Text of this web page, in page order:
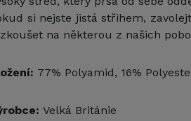
si nejste jistá střihem,
na některou z našich
77% Polyamid, 16%
Velká Británie